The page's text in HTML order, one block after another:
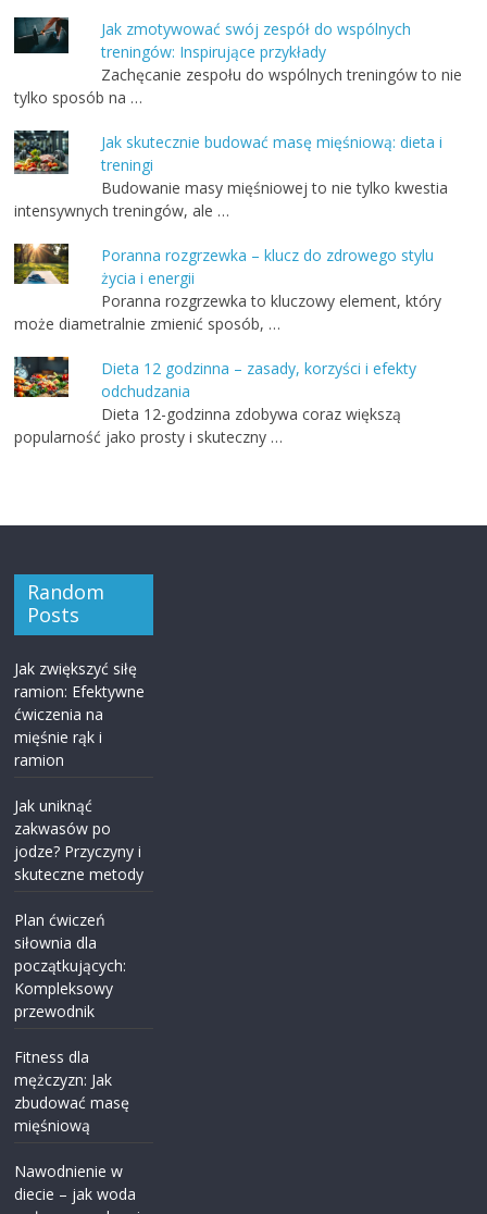
Jak zmotywować swój zespół do wspólnych
treningów: Inspirujące przykłady
Zachęcanie zespołu do wspólnych treningów to nie
tylko sposób na …
Jak skutecznie budować masę mięśniową: dieta i
treningi
Budowanie masy mięśniowej to nie tylko kwestia
intensywnych treningów, ale …
Poranna rozgrzewka – klucz do zdrowego stylu
życia i energii
Poranna rozgrzewka to kluczowy element, który
może diametralnie zmienić sposób, …
Dieta 12 godzinna – zasady, korzyści i efekty
odchudzania
Dieta 12-godzinna zdobywa coraz większą
popularność jako prosty i skuteczny …
Random
Posts
Jak zwiększyć siłę
ramion: Efektywne
ćwiczenia na
mięśnie rąk i
ramion
Jak uniknąć
zakwasów po
jodze? Przyczyny i
skuteczne metody
Plan ćwiczeń
siłownia dla
początkujących:
Kompleksowy
przewodnik
Fitness dla
mężczyzn: Jak
zbudować masę
mięśniową
Nawodnienie w
diecie – jak woda